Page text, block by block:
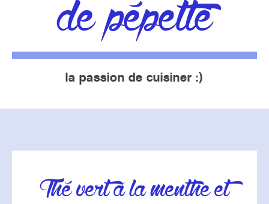
de pépette
la passion de cuisiner :)
thé vert à la menthe et